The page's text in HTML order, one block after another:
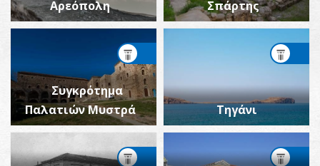
Αρεόπολη
Σπάρτης
Συγκρότημα
Παλατιών Μυστρά
Τηγάνι